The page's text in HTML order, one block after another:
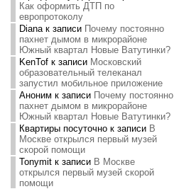
Как оформить ДТП по
европротоколу
Dianaк записи Почему постоянно
пахнет дымом в микрорайоне
Южный квартал Новые Ватутинки?
KenTofк записи Московский
образовательный телеканал
запустил мобильное приложение
Аноним к записи Почему постоянно
пахнет дымом в микрорайоне
Южный квартал Новые Ватутинки?
Квартиры посуточнок записи В
Москве открылся первый музей
скорой помощи
Tonymitк записи В Москве
открылся первый музей скорой
помощи